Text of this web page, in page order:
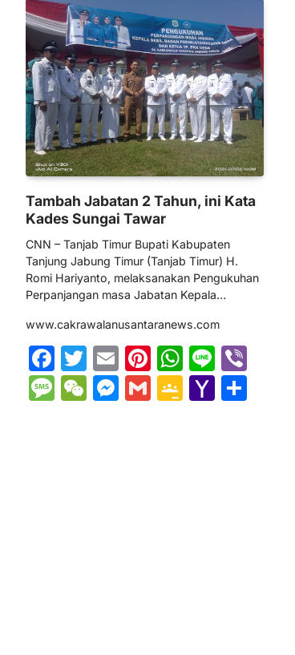
Tambah Jabatan 2 Tahun, ini Kata
Kades Sungai Tawar
CNN – Tanjab Timur Bupati Kabupaten
Tanjung Jabung Timur (Tanjab Timur) H.
Romi Hariyanto, melaksanakan Pengukuhan
Perpanjangan masa Jabatan Kepala…
www.cakrawalanusantaranews.com
Facebook
Twitter
EmailPinterest
WhatsApp
Line
Message
WeChat
Messenger
GmailGoogle
Yahoo